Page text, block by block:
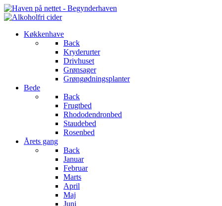
Køkkenhave
Back
Kryderurter
Drivhuset
Grønsager
Grøngødningsplanter
Bede
Back
Frugtbed
Rhododendronbed
Staudebed
Rosenbed
Årets gang
Back
Januar
Februar
Marts
April
Maj
Juni